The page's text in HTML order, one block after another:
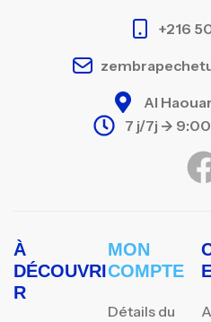
+216
Al
7 j/7j ->
À
DÉCOUVRI
R
MON
COMPTE
Détails du